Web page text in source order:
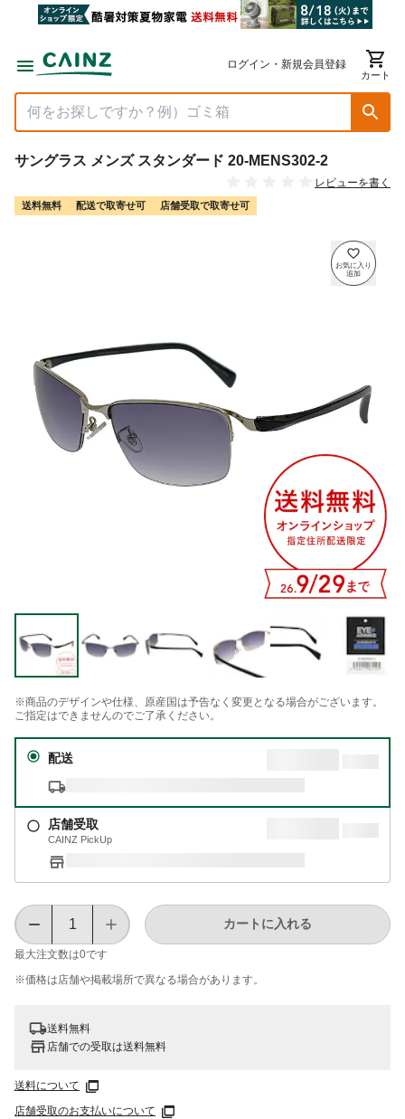
ログイン・新規会員登録
カート
サングラス メンズ スタンダード 20-MENS302-2
レビューを書く
送料無料 配送で取寄せ可 店舗受取で取寄せ可
※商品のデザインや仕様、原産国は予告なく変更となる場合がございます。
ご指定はできませんのでご了承ください。
配送
店舗受取
CAINZ PickUp
最大注文数は0です
カートに入れる
※価格は​店舗や​掲載場所で​異なる​場合が​あります。
送料無料
店舗での受取は送料無料
送料について
店舗受取のお支払いについて